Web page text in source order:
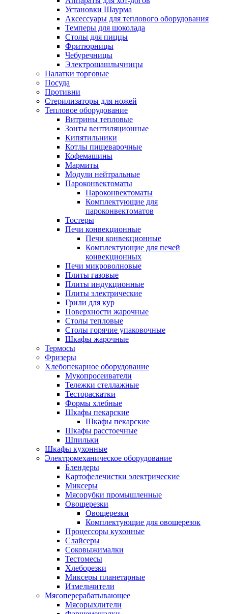
Установки Шаурма
Аксессуары для теплового оборудования
Темперы для шоколада
Столы для пиццы
Фритюрницы
Чебуречницы
Электрошашлычницы
Палатки торговые
Посуда
Противни
Стерилизаторы для ножей
Тепловое оборудование
Витрины тепловые
Зонты вентиляционные
Кипятильники
Котлы пищеварочные
Кофемашины
Мармиты
Модули нейтральные
Пароконвектоматы
Пароконвектоматы
Комплектующие для
пароконвектоматов
Тостеры
Печи конвекционные
Печи конвекционные
Комплектующие для печей
конвекционных
Печи микроволновые
Плиты газовые
Плиты индукционные
Плиты электрические
Грили для кур
Поверхности жарочные
Столы тепловые
Столы горячие упаковочные
Шкафы жарочные
Термосы
Фризеры
Хлебопекарное оборудование
Мукопросеиватели
Тележки стеллажные
Тестораскатки
Формы хлебные
Шкафы пекарские
Шкафы пекарские
Шкафы расстоечные
Шпильки
Шкафы кухонные
Электромеханическое оборудование
Блендеры
Картофелечистки электрические
Миксеры
Мясорубки промышленные
Овощерезки
Овощерезки
Комплектующие для овощерезок
Процессоры кухонные
Слайсеры
Соковыжималки
Тестомесы
Хлеборезки
Миксеры планетарные
Измельчители
Мясоперерабатывающее
Мясорыхлители